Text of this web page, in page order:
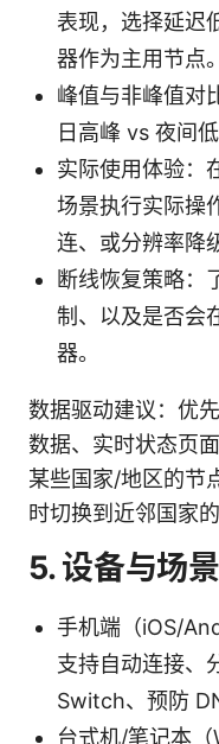
表现，选择延迟
器作为主用节点。
峰值与非峰值对
日高峰 vs 夜间
实际使用体验：
场景执行实际操
连、或分辨率降
断线恢复策略：
制、以及是否会
器。
数据驱动建议：优
数据、实时状态页
某些国家/地区的节
时切换到近邻国家
5. 设备与场
手机端（iOS/
支持自动连接、
Switch、预防
台式机/笔记本